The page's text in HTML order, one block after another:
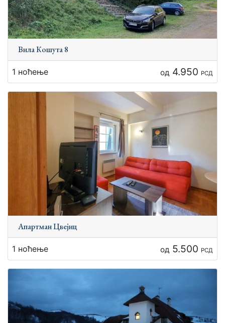
Вила Кошута 8
1 ноћење од 4.950 РСД
Апартман Цвејиц
1 ноћење од 5.500 РСД